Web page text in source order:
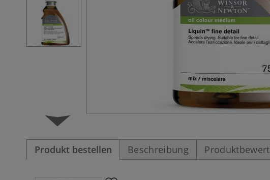
Produkt bestellen Beschreibung